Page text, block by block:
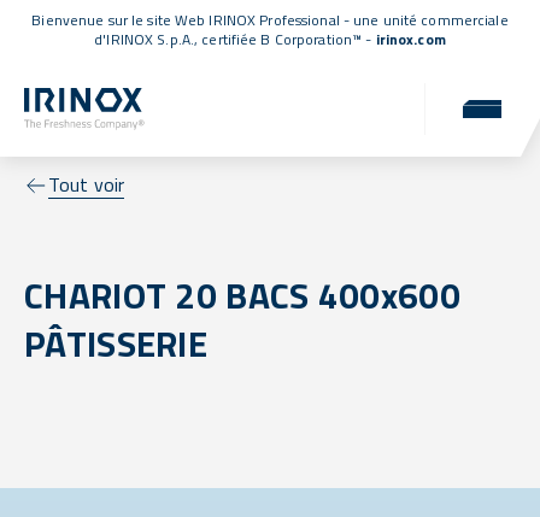
Bienvenue sur le site Web IRINOX Professional - une unité commerciale
d'IRINOX S.p.A., certifiée B Corporation™ - irinox.com
Tout voir
CHARIOT 20 BACS 400x600
PÂTISSERIE